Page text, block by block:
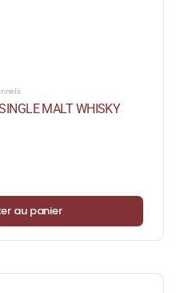
MALT WHISKY
au panier